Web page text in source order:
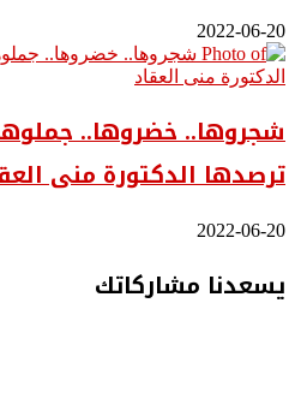
2022-06-20
شجروها.. خضروها..
ترصدها الدكتورة منى
2022-06-20
يسعدنا مشاركاتك